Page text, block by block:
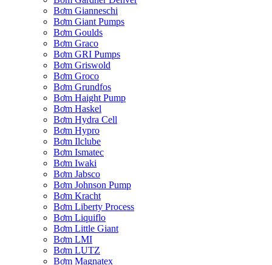
Bơm Gianneschi
Bơm Giant Pumps
Bơm Goulds
Bơm Graco
Bơm GRI Pumps
Bơm Griswold
Bơm Groco
Bơm Grundfos
Bơm Haight Pump
Bơm Haskel
Bơm Hydra Cell
Bơm Hypro
Bơm Ilclube
Bơm Ismatec
Bơm Iwaki
Bơm Jabsco
Bơm Johnson Pump
Bơm Kracht
Bơm Liberty Process
Bơm Liquiflo
Bơm Little Giant
Bơm LMI
Bơm LUTZ
Bơm Magnatex